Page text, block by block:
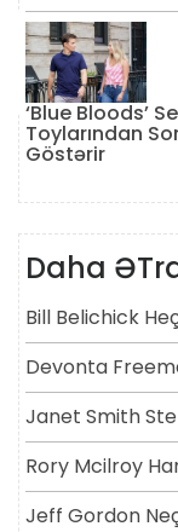
‘Blue Bloods’
Toylarından
Göstərir
Daha
Bill Belichick
Devonta
Janet Smith
Rory Mcilroy
Jeff Gordon